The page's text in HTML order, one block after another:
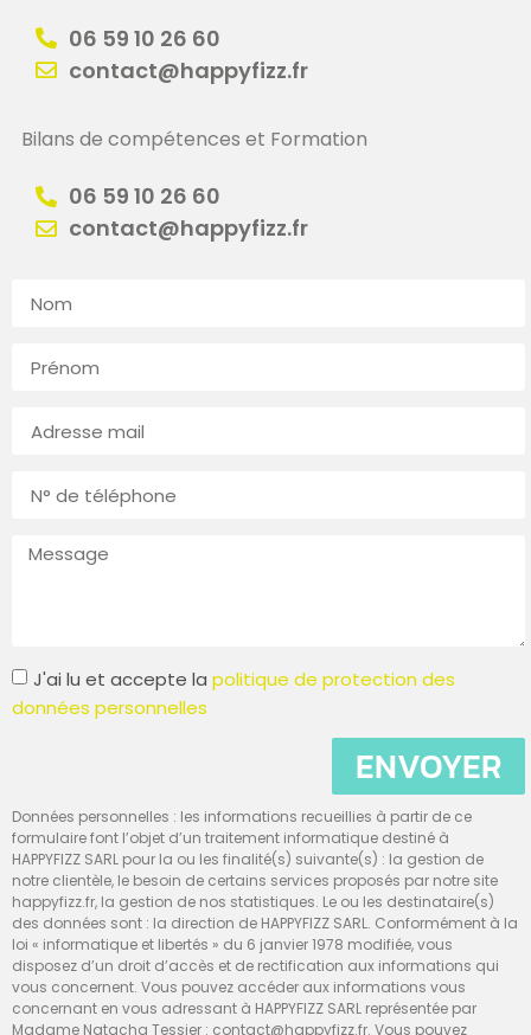
06 59 10 26 60
contact@happyfizz.fr
Bilans de compétences et Formation
06 59 10 26 60
contact@happyfizz.fr
J'ai lu et accepte la politique de protection des
données personnelles
ENVOYER
Données personnelles : les informations recueillies à partir de ce
formulaire font l’objet d’un traitement informatique destiné à
HAPPYFIZZ SARL pour la ou les finalité(s) suivante(s) : la gestion de
notre clientèle, le besoin de certains services proposés par notre site
happyfizz.fr, la gestion de nos statistiques. Le ou les destinataire(s)
des données sont : la direction de HAPPYFIZZ SARL. Conformément à la
loi « informatique et libertés » du 6 janvier 1978 modifiée, vous
disposez d’un droit d’accès et de rectification aux informations qui
vous concernent. Vous pouvez accéder aux informations vous
concernant en vous adressant à HAPPYFIZZ SARL représentée par
Madame Natacha Tessier : contact@happyfizz.fr. Vous pouvez